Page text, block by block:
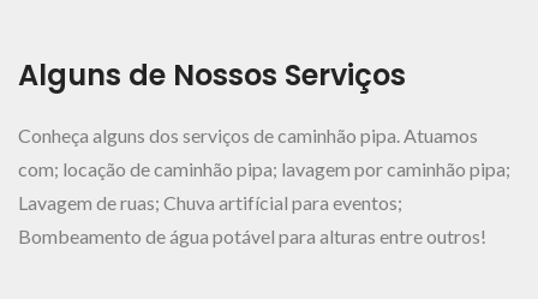
Alguns de Nossos Serviços
Conheça alguns dos serviços de caminhão pipa. Atuamos
com; locação de caminhão pipa; lavagem por caminhão pipa;
Lavagem de ruas; Chuva artifícial para eventos;
Bombeamento de água potável para alturas entre outros!